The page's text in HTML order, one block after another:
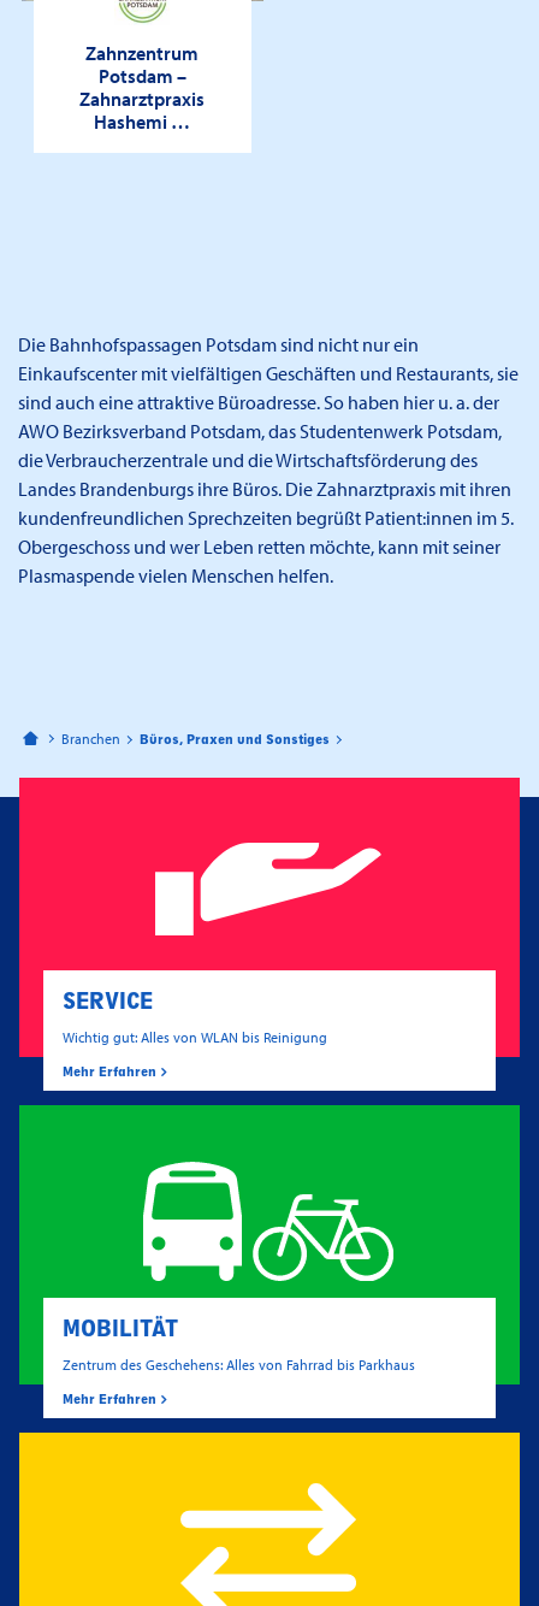
Zahnzentrum
Potsdam –
Zahnarztpraxis
Hashemi …
Die Bahnhofspassagen Potsdam sind nicht nur ein
Einkaufscenter mit vielfältigen Geschäften und Restaurants, sie
sind auch eine attraktive Büroadresse. So haben hier u. a. der
AWO Bezirksverband Potsdam, das Studentenwerk Potsdam,
die Verbraucherzentrale und die Wirtschaftsförderung des
Landes Brandenburgs ihre Büros. Die Zahnarztpraxis mit ihren
kundenfreundlichen Sprechzeiten begrüßt Patient:innen im 5.
Obergeschoss und wer Leben retten möchte, kann mit seiner
Plasmaspende vielen Menschen helfen.
Bahnhofspassagen Potsdam
Branchen Büros, Praxen und Sonstiges
SERVICE
Wichtig gut: Alles von WLAN bis Reinigung
Mehr Erfahren
MOBILITÄT
Zentrum des Geschehens: Alles von Fahrrad bis Parkhaus
Mehr Erfahren